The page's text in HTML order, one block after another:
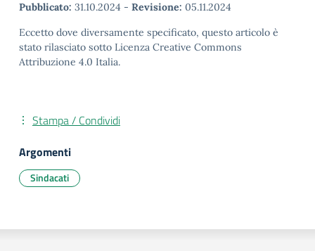
Pubblicato: 31.10.2024 - Revisione: 05.11.2024
Eccetto dove diversamente specificato, questo articolo è
stato rilasciato sotto Licenza Creative Commons
Attribuzione 4.0 Italia.
Stampa / Condividi
Argomenti
Sindacati